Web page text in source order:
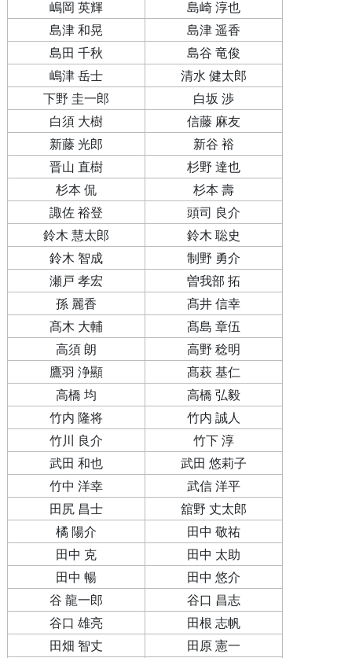
嶋岡 英輝
島崎 淳也
島津 和晃
島津 遥香
島田 千秋
島谷 竜俊
嶋津 岳士
清水 健太郎
下野 圭一郎
白坂 渉
白須 大樹
信藤 麻友
新藤 光郎
新谷 裕
晋山 直樹
杉野 達也
杉本 侃
杉本 壽
諏佐 裕登
頭司 良介
鈴木 慧太郎
鈴木 聡史
鈴木 智成
制野 勇介
瀬戸 孝宏
曽我部 拓
孫 麗香
髙井 信幸
髙木 大輔
髙島 章伍
高須 朗
高野 稔明
鷹羽 浄顯
髙萩 基仁
高橋 均
高橋 弘毅
竹内 隆将
竹内 誠人
竹川 良介
竹下 淳
武田 和也
武田 悠莉子
竹中 洋幸
武信 洋平
田尻 昌士
舘野 丈太郎
橘 陽介
田中 敬祐
田中 克
田中 太助
田中 暢
田中 悠介
谷 龍一郎
谷口 昌志
谷口 雄亮
田根 志帆
田畑 智丈
田原 憲一